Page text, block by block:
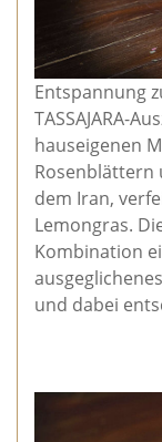
Entspannung
TASSAJARA-
hauseigenen
Rosenblättern
dem Iran,
Lemongras.
Kombination
und dabei